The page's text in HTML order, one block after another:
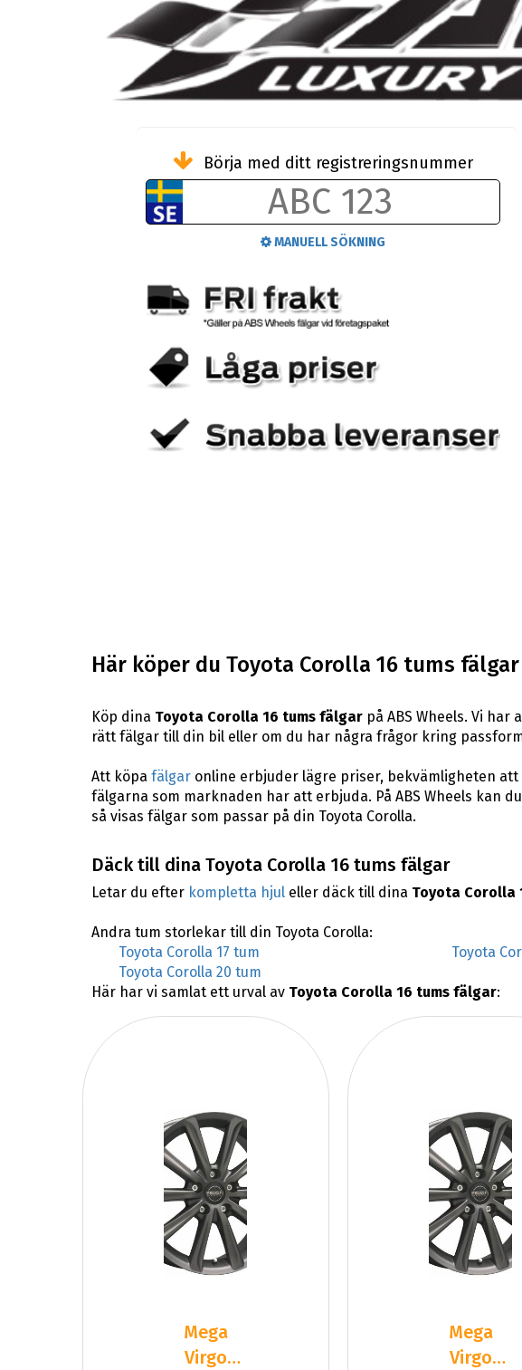
Börja med ditt registreringsnummer
MANUELL SÖKNING
Här köper du Toyota Corolla 16 tums fälgar
Köp dina Toyota Corolla 16 tums fälgarpå ABS Wheels. Vi
rätt fälgar till din bil eller om du har några frågor kring
Att köpa fälgaronline erbjuder lägre priser, bekvämligheten att
fälgarna som marknaden har att erbjuda. På ABS Wheels
så visas fälgar som passar på din Toyota Corolla.
Däck till dina Toyota Corolla 16 tums fälgar
Letar du efter kompletta hjuleller däck till dina Toyota Corolla
Andra tum storlekar till din Toyota Corolla:
Toyota Corolla 17 tum
Toyota
Toyota Corolla 20 tum
Här har vi samlat ett urval av Toyota Corolla 16 tums fälgar:
Mega
Virgo
Mega
Virgo